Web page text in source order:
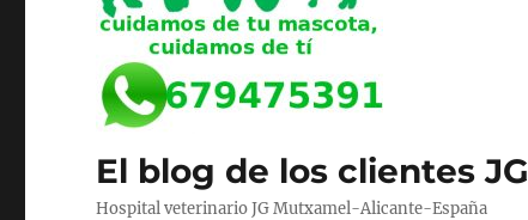
El blog de los clientes JG
Hospital veterinario JG Mutxamel-Alicante-España